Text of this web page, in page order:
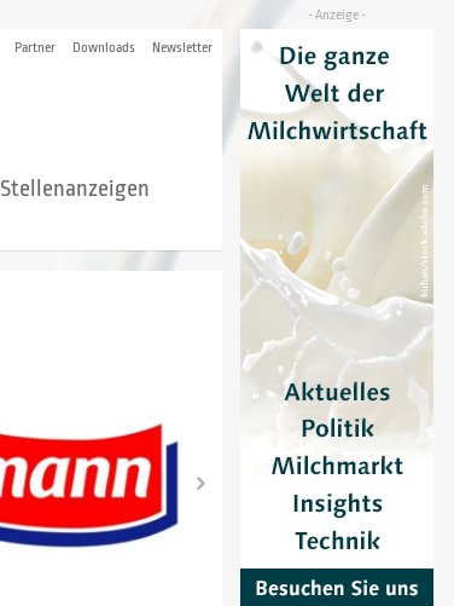
Partner Downloads Newsletter
Stellenanzeigen